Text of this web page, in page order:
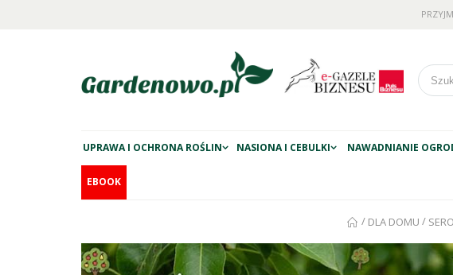
UPRAWA I OCHRONA ROŚLIN NASIONA I CEBULKI NAWADNIANIE
EBOOK
/ DLA DOMU /